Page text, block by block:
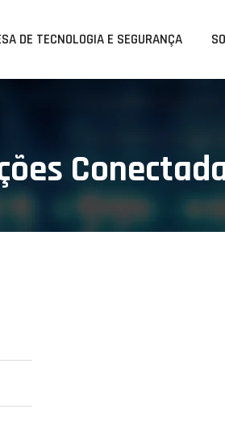
DE TECNOLOGIA E SEGURANÇA